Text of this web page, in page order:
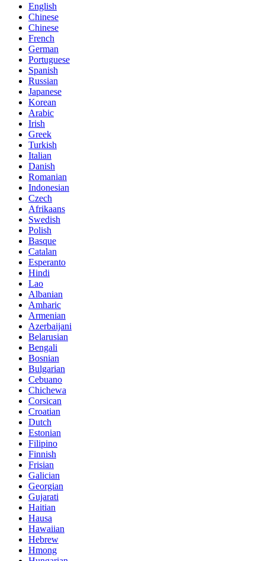
English
Chinese
Chinese
French
German
Portuguese
Spanish
Russian
Japanese
Korean
Arabic
Irish
Greek
Turkish
Italian
Danish
Romanian
Indonesian
Czech
Afrikaans
Swedish
Polish
Basque
Catalan
Esperanto
Hindi
Lao
Albanian
Amharic
Armenian
Azerbaijani
Belarusian
Bengali
Bosnian
Bulgarian
Cebuano
Chichewa
Corsican
Croatian
Dutch
Estonian
Filipino
Finnish
Frisian
Galician
Georgian
Gujarati
Haitian
Hausa
Hawaiian
Hebrew
Hmong